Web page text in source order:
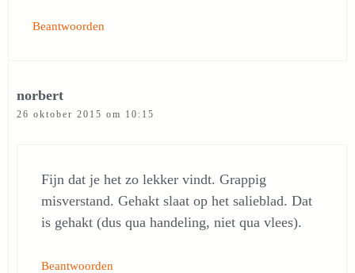
Beantwoorden
norbert
26 oktober 2015 om 10:15
Fijn dat je het zo lekker vindt. Grappig
misverstand. Gehakt slaat op het salieblad. Dat
is gehakt (dus qua handeling, niet qua vlees).
Beantwoorden